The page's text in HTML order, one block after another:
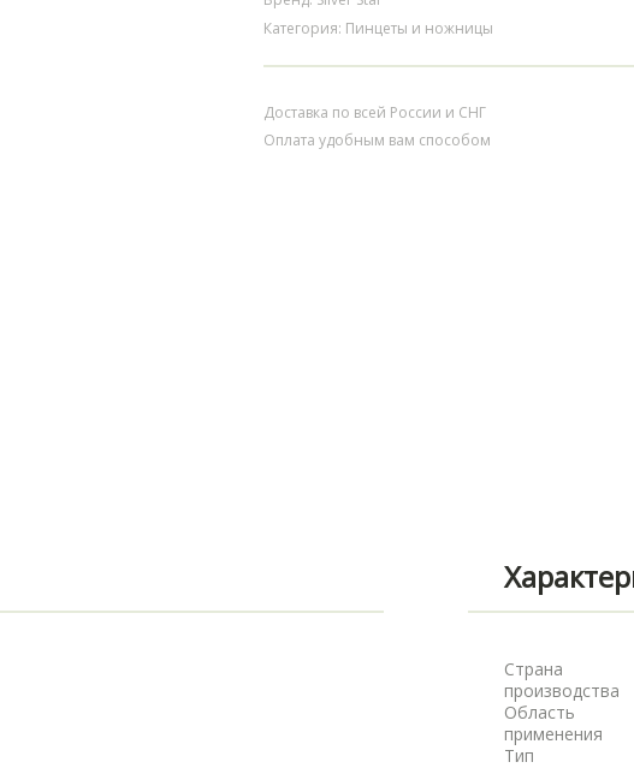
Категория: Пинцеты и ножницы
Доставка по всей России и СНГ
Оплата удобным вам способом
Страна
производства
Область
применения
Тип